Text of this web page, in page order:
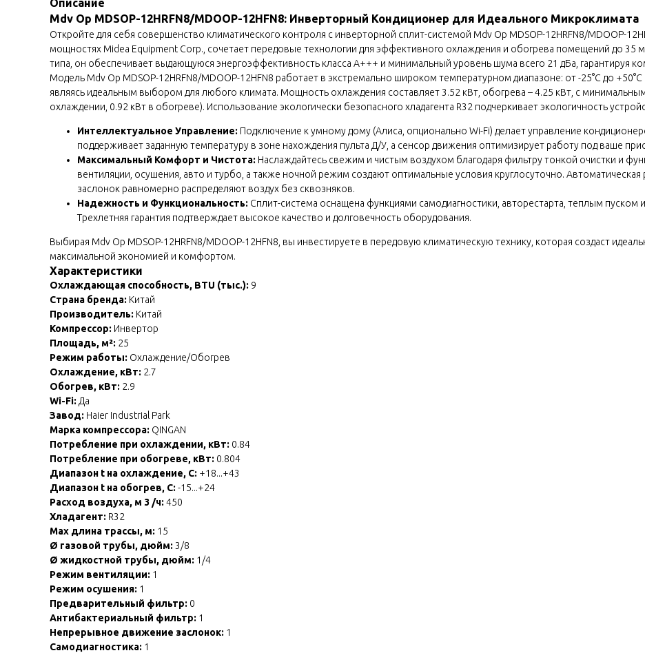
Описание
Mdv Op MDSOP-12HRFN8/MDOOP-12HFN8: Инверторный Кондиционер для Идеального Микроклимата
Откройте для себя совершенство климатического контроля с инверторной сплит-системой Mdv Op MDSOP-12HRFN8/MDOOP-
мощностях Midea Equipment Corp., сочетает передовые технологии для эффективного охлаждения и обогрева помещений до 35
типа, он обеспечивает выдающуюся энергоэффективность класса A+++ и минимальный уровень шума всего 21 дБа, гарантируя
Модель Mdv Op MDSOP-12HRFN8/MDOOP-12HFN8 работает в экстремально широком температурном диапазоне: от -25°C до +50°C
являясь идеальным выбором для любого климата. Мощность охлаждения составляет 3.52 кВт, обогрева – 4.25 кВт, с
охлаждении, 0.92 кВт в обогреве). Использование экологически безопасного хладагента R32 подчеркивает экологичность
Интеллектуальное Управление: Подключение к умному дому (Алиса, опционально Wi-Fi) делает управление
поддерживает заданную температуру в зоне нахождения пульта Д/У, а сенсор движения оптимизирует работу под ваше
Максимальный Комфорт и Чистота: Наслаждайтесь свежим и чистым воздухом благодаря фильтру тонкой очистки и
вентиляции, осушения, авто и турбо, а также ночной режим создают оптимальные условия круглосуточно.
заслонок равномерно распределяют воздух без сквозняков.
Надежность и Функциональность: Сплит-система оснащена функциями самодиагностики, авторестарта, теплым
Трехлетняя гарантия подтверждает высокое качество и долговечность оборудования.
Выбирая Mdv Op MDSOP-12HRFN8/MDOOP-12HFN8, вы инвестируете в передовую климатическую технику, которая создаст
максимальной экономией и комфортом.
Характеристики
Охлаждающая способность, BTU (тыс.): 9
Страна бренда: Китай
Производитель: Китай
Компрессор: Инвертор
Площадь, м²: 25
Режим работы: Охлаждение/Обогрев
Охлаждение, кВт: 2.7
Обогрев, кВт: 2.9
Wi-Fi: Да
Завод: Haier Industrial Park
Марка компрессора: QINGAN
Потребление при охлаждении, кВт: 0.84
Потребление при обогреве, кВт: 0.804
Диапазон t на охлаждение, С: +18...+43
Диапазон t на обогрев, С: -15...+24
Расход воздуха, м 3 /ч: 450
Хладагент: R32
Max длина трассы, м: 15
Ø газовой трубы, дюйм: 3/8
Ø жидкостной трубы, дюйм: 1/4
Режим вентиляции: 1
Режим осушения: 1
Предварительный фильтр: 0
Антибактериальный фильтр: 1
Непрерывное движение заслонок: 1
Самодиагностика: 1